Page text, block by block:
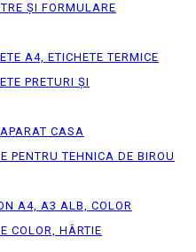
ȘI FORMULARE
A4, ETICHETE TERMICE
PRETURI ȘI
CASA
PENTRU TEHNICA DE BIROU
A4, A3 ALB, COLOR
COLOR, HÂRTIE